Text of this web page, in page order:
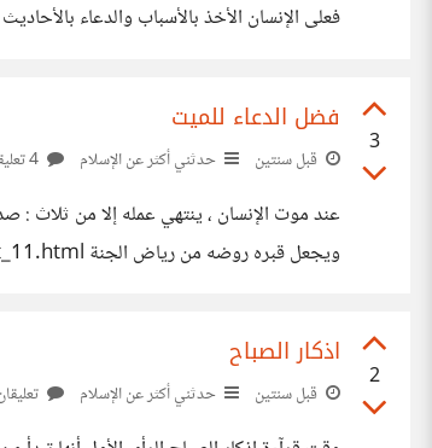
3
فضل الدعاء للميت
قبل سنتين حدثني أكثر عن الإسلام
عند موت الإنسان ، ينتهي عمله إلا من ثلاث :
ويجعل قبره روضه من رياض الجنة https://learn-way-le.blogspot.com/2024/09/blog-post_11.html
2
اذكار الصباح
قبل سنتين حدثني أكثر عن الإسلام